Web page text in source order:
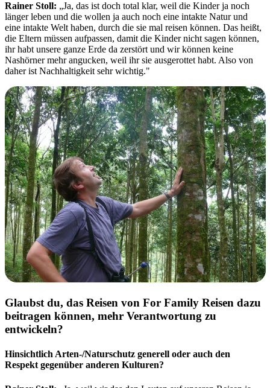
Rainer Stoll: „Ja, das ist doch total klar, weil die Kinder ja noch
länger leben und die wollen ja auch noch eine intakte Natur und
eine intakte Welt haben, durch die sie mal reisen können. Das heißt,
die Eltern müssen aufpassen, damit die Kinder nicht sagen können,
ihr habt unsere ganze Erde da zerstört und wir können keine
Nashörner mehr angucken, weil ihr sie ausgerottet habt. Also von
daher ist Nachhaltigkeit sehr wichtig."
Glaubst du, das Reisen von For Family Reisen dazu
beitragen können, mehr Verantwortung zu
entwickeln?
Hinsichtlich Arten-/Naturschutz generell oder auch den
Respekt gegenüber anderen Kulturen?